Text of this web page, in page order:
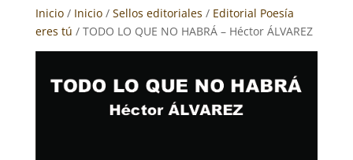
Inicio/ Inicio/ Sellos editoriales / Editorial Poesía
eres tú / TODO LO QUE NO HABRÁ – Héctor ÁLVAREZ